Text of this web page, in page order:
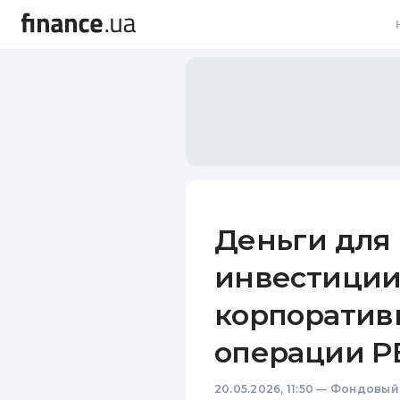
Деньги для
операции
20.05.2026, 11:50 — Фондовый